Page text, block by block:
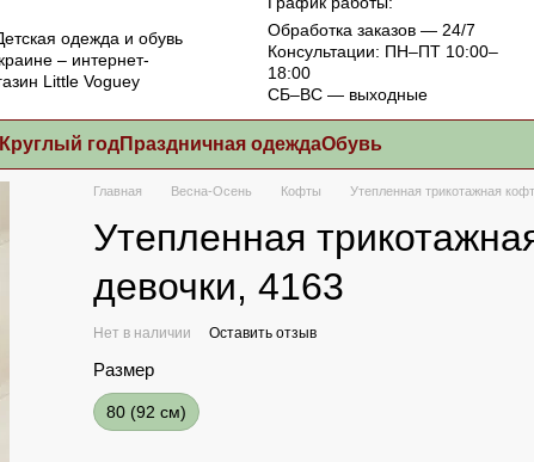
Обработка заказов — 24/7
Консультации: ПН–ПТ 10:00–
18:00
СБ–ВС — выходные
Круглый годПраздничная одеждаОбувь
Главная Весна-Осень Кофты Утепленная трикотажная
Утепленная
девочки, 4163
Нет в наличии Оставить отзыв
Размер
80 (92 см)